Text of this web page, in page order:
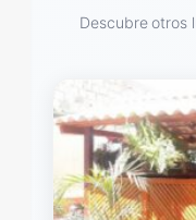
Descubre otros